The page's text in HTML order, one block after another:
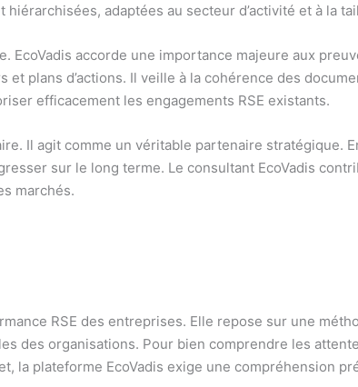
adaptées au secteur d’activité et à la
accorde une importance majeure aux
plans d’actions. Il veille à la cohérence des
efficacement les engagements RSE existants.
Il agit comme un véritable partenaire stratégique.
sur le long terme. Le consultant EcoVadis
marchés.
RSE des entreprises. Elle repose sur une
des organisations. Pour bien comprendre les
la plateforme EcoVadis exige une compréhension